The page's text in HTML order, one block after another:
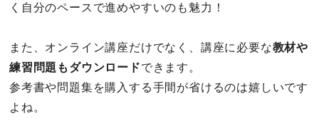
く自分のペースで進めやすいのも魅力！
また、オンライン講座だけでなく、講座に必要な教材や
練習問題もダウンロードできます。
参考書や問題集を購入する手間が省けるのは嬉しいです
よね。